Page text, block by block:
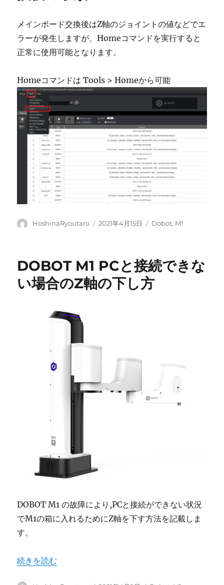
メインボード交換後はZ軸のジョイントの値などでエ
ラーが発生しますが、Homeコマンドを実行すると
正常に使用可能となります。
Homeコマンドは Tools > Homeから可能
投
HoshinaRyoutaro
投
2021年4月15日
カ
ー
Dobot, M1
DOBOT M1 PCと接続できな
い場合のZ軸の下し方
DOBOT M1 の故障により,PCと接続ができない状況
でM1の箱に入れるためにZ軸を下す方法を記載しま
す。
“DOBOT M1 PCと接続できない場合のZ軸の下し方” の
続きを読む